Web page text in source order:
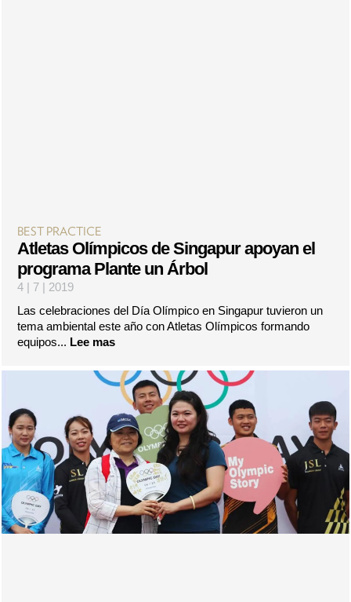
BEST PRACTICE
Atletas Olímpicos de Singapur apoyan el
programa Plante un Árbol
4 | 7 | 2019
Las celebraciones del Día Olímpico en Singapur tuvieron un
tema ambiental este año con Atletas Olímpicos formando
equipos... Lee mas